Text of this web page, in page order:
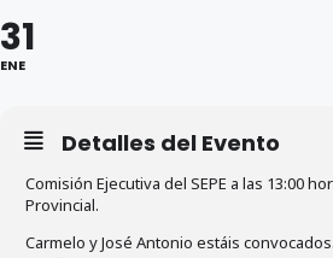
31
ENE
Detalles del Evento
Comisión Ejecutiva del SEPE a las 13:00
Provincial.
Carmelo y José Antonio estáis